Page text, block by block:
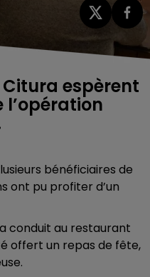
espèrent
bénéficiaires de
ont pu profiter d’un
a conduit au restaurant
offert un repas de fête,